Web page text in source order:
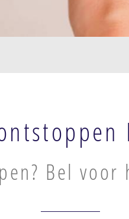
Bel voor